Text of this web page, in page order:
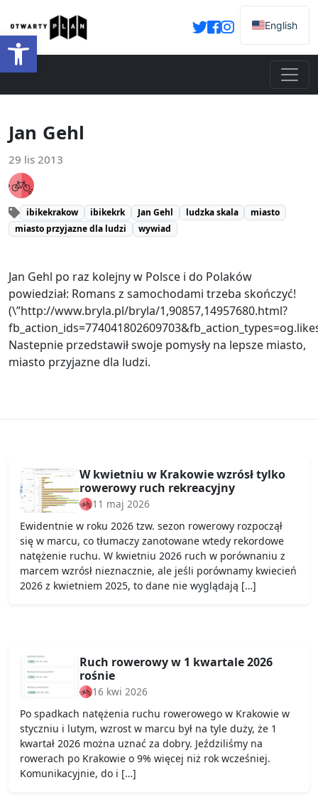
Otwórz pasek narzędzi
English
Jan Gehl
29 lis 2013
ibikekrakow ibikekrk Jan Gehl ludzka skala
miasto
miasto przyjazne dla ludzi
wywiad
Jan Gehl po raz kolejny w Polsce i do Polaków
powiedział: Romans z samochodami trzeba skończyć!
(\”http://www.bryla.pl/bryla/1,90857,14957680.html?
Nastepnie przedstawił swoje pomysły na lepsze miasto,
miasto przyjazne dla ludzi.
W kwietniu w Krakowie wzrósł tylko
rowerowy ruch rekreacyjny
11 maj 2026
Ewidentnie w roku 2026 tzw. sezon rowerowy rozpoczął
się w marcu, co tłumaczy zanotowane wtedy rekordowe
natężenie ruchu. W kwietniu 2026 ruch w porównaniu z
marcem wzrósł nieznacznie, ale jeśli porównamy kwiecień
2026 z kwietniem 2025, to dane nie wyglądają […]
Ruch rowerowy w 1 kwartale 2026
rośnie
16 kwi 2026
Po spadkach natężenia ruchu rowerowego w Krakowie w
styczniu i lutym, wzrost w marcu był na tyle duży, że 1
kwartał 2026 można uznać za dobry. Jeździliśmy na
rowerach po Krakowie o 9% więcej niż rok wcześniej.
Komunikacyjnie, do i […]